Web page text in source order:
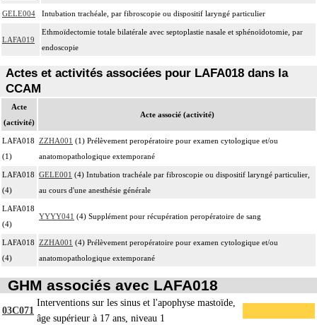
GELE004 Intubation trachéale, par fibroscopie ou dispositif laryngé particulier
LAFA019
Ethmoïdectomie totale bilatérale avec septoplastie nasale et sphénoïdotomie, par
endoscopie
Actes et activités associées pour LAFA018 dans la
CCAM
Acte
(activité)
Acte associé (activité)
LAFA018
(1)
ZZHA001 (1) Prélèvement peropératoire pour examen cytologique et/ou
anatomopathologique extemporané
LAFA018
(4)
GELE001 (4) Intubation trachéale par fibroscopie ou dispositif laryngé particulier,
au cours d'une anesthésie générale
LAFA018
(4)
YYYY041 (4) Supplément pour récupération peropératoire de sang
LAFA018
(4)
ZZHA001 (4) Prélèvement peropératoire pour examen cytologique et/ou
anatomopathologique extemporané
GHM associés avec LAFA018
03C071
Interventions sur les sinus et l'apophyse mastoïde,
âge supérieur à 17 ans, niveau 1